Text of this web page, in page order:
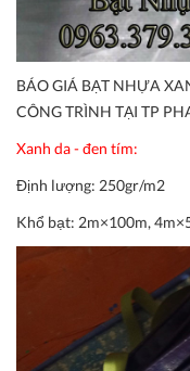
BÁO GIÁ BẠT NHỰA
CÔNG TRÌNH TẠI TP
Xanh da - đen tím:
Định lượng: 250gr/m2
Khổ bạt: 2m×100m,